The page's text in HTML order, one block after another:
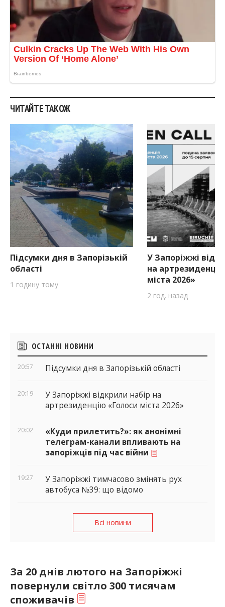
ЧИТАЙТЕ ТАКОЖ
Підсумки дня в Запорізькій
області
1 годину тому
У Запоріжжі
на
міста 2026»
2 год. назад
Бічні
віджети
ОСТАННІ НОВИНИ
20:57 Підсумки дня в Запорізькій області
20:19
У Запоріжжі відкрили набір на
артрезиденцію «Голоси міста 2026»
20:02
«Куди прилетить?»: як анонімні
телеграм-канали впливають на
запоріжців під час війни
19:27
У Запоріжжі тимчасово змінять рух
автобуса №39: що відомо
Всі новини
За 20 днів лютого на Запоріжжі
повернули світло 300 тисячам
споживачів